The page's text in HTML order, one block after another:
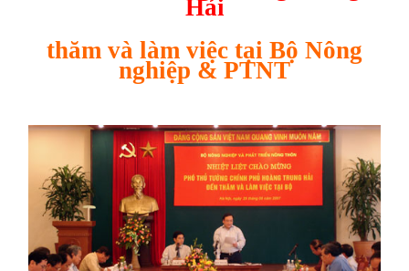
Hải
thăm và làm việc tại Bộ Nông
nghiệp & PTNT